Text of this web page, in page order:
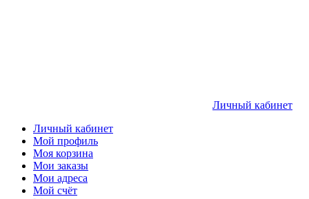
Личный кабинет
Личный кабинет
Мой профиль
Моя корзина
Мои заказы
Мои адреса
Мой счёт